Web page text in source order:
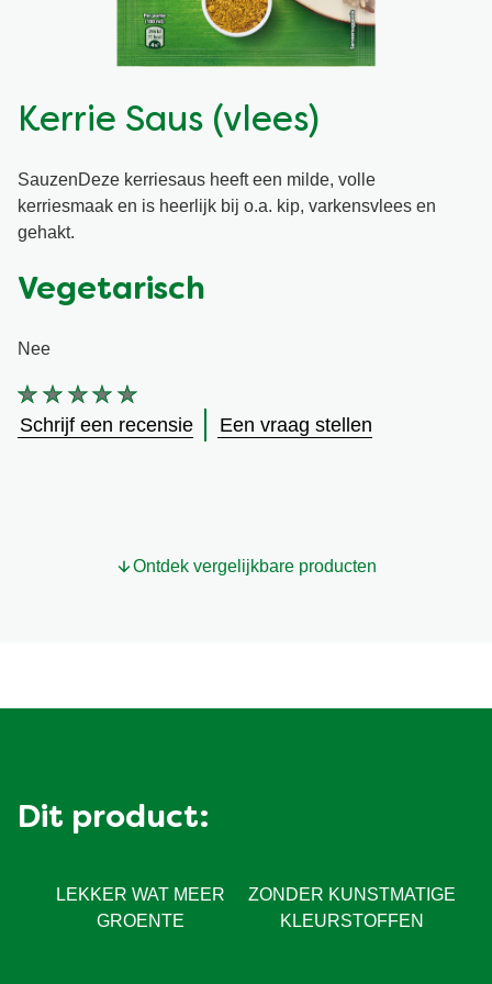
Snel en makkelijk
Vegetarisch
Wereldkeukens
Smaakmakers
Sauzen en Jus
Soepen
Kant-en-klaar
Good Snacks
Terugroepactie Basilicum Roomsaus
Kerrie Saus (vlees)
SauzenDeze kerriesaus heeft een milde, volle
kerriesmaak en is heerlijk bij o.a. kip, varkensvlees en
gehakt.
Vegetarisch
Nee
Geen
ingediend
Schrijf een recensie Een vraag stellen
Ontdek vergelijkbare producten
Dit product:
LEKKER WAT MEER
GROENTE
ZONDER KUNSTMATIGE
KLEURSTOFFEN